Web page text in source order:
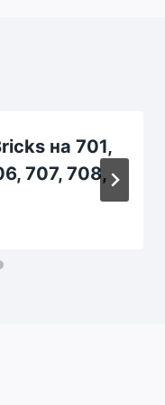
на 701,
707, 708,